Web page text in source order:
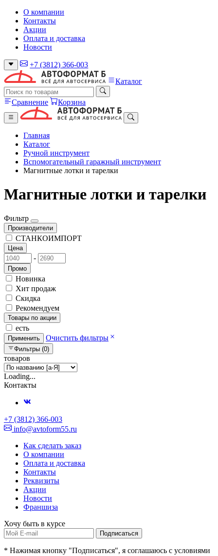
О компании
Контакты
Акции
Оплата и доставка
Новости
+7 (3812) 366-003
Каталог
Сравнение Корзина
Главная
Каталог
Ручной инструмент
Вспомогательный гаражный инструмент
Магнитные лотки и тарелки
Магнитные лотки и тарелки
Фильтр
Производители
СТАНКОИМПОРТ
Цена
-
Промо
Новинка
Хит продаж
Скидка
Рекомендуем
Товары по акции
есть
Применить Очистить фильтры
Фильтры (0)
товаров
Loading...
Контакты
+7 (3812) 366-003
info@avtoform55.ru
Как сделать заказ
О компании
Оплата и доставка
Контакты
Реквизиты
Акции
Новости
Франшиза
Хочу быть в курсе
Подписаться
* Нажимая кнопку "Подписаться", я соглашаюсь с условиями